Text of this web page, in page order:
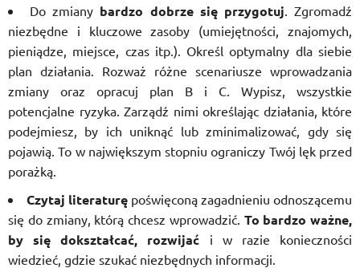
Do zmiany bardzo dobrze się przygotuj. Zgromadź
niezbędne i kluczowe zasoby (umiejętności, znajomych,
pieniądze, miejsce, czas itp.). Określ optymalny dla siebie
plan działania. Rozważ różne scenariusze wprowadzania
zmiany oraz opracuj plan B i C. Wypisz, wszystkie
potencjalne ryzyka. Zarządź nimi określając działania, które
podejmiesz, by ich uniknąć lub zminimalizować, gdy się
pojawią. To w największym stopniu ograniczy Twój lęk przed
porażką.
Czytaj literaturę poświęconą zagadnieniu odnoszącemu
się do zmiany, którą chcesz wprowadzić. To bardzo ważne,
by się dokształcać, rozwijać i w razie konieczności
wiedzieć, gdzie szukać niezbędnych informacji.